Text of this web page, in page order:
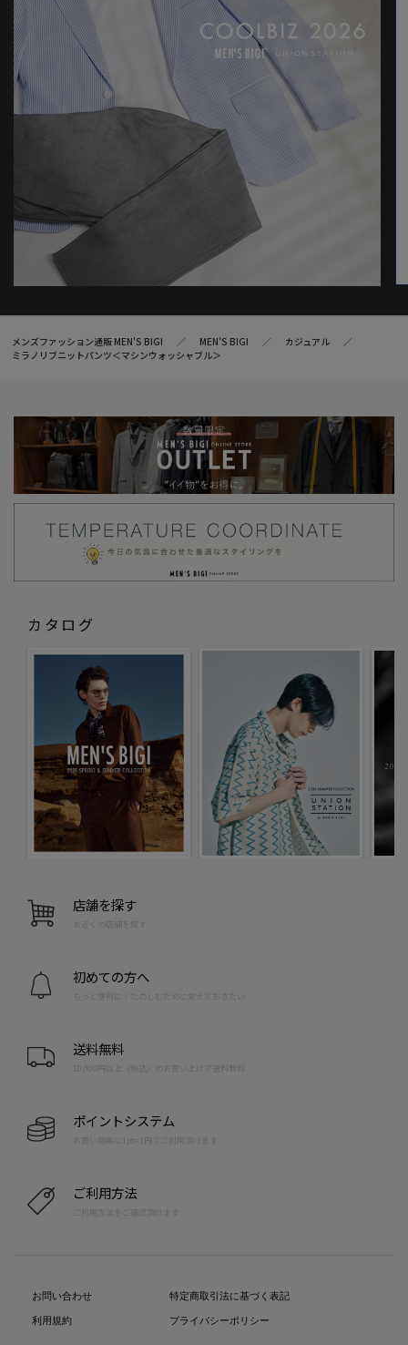
メンズファッション通販 MEN'S BIGI MEN’S BIGI
カジュアル
ミラノリブニットパンツ＜マシンウォッシャブル＞
カタログ
店舗を探す
お近くの店舗を探す
初めての方へ
もっと便利に！たのしむために覚えておきたい
送料無料
10,000円以上（税込）のお買い上げで送料無料
ポイントシステム
お買い物毎に1pt=1円でご利用頂けます
ご利用方法
ご利用方法をご確認頂けます
お問い合わせ
利用規約
特定商取引法に基づく表記
プライバシーポリシー